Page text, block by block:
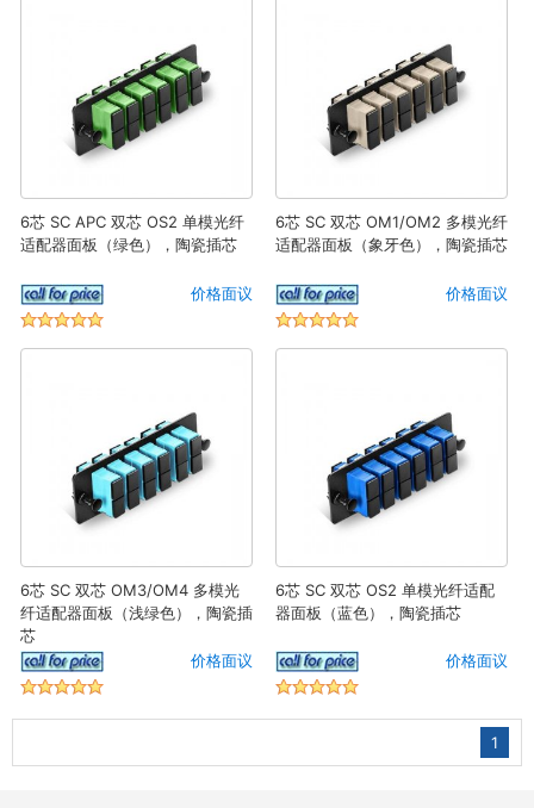
6芯 SC APC 双芯 OS2 单模光纤
适配器面板（绿色），陶瓷插芯
价格面议
6芯 SC 双芯 OM1/OM2 多模光纤
适配器面板（象牙色），陶瓷插芯
价格面议
6芯 SC 双芯 OM3/OM4 多模光
纤适配器面板（浅绿色），陶瓷插
芯
价格面议
6芯 SC 双芯 OS2 单模光纤适配
器面板（蓝色），陶瓷插芯
价格面议
1